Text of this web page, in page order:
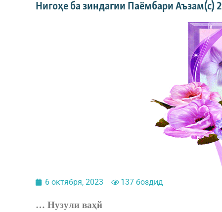
Нигоҳе ба зиндагии Паёмбари Аъзам(с) 2
6 октября, 2023 137 боздид
… Нузули ваҳй